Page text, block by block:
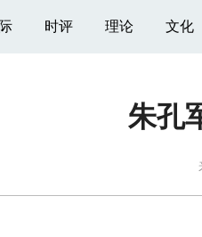
时评 理论 文化
朱孔